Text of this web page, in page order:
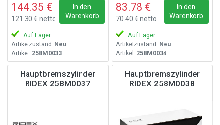
144.35 €
121.30 € netto
In den
Warenkorb
Auf Lager
Artikelzustand: Neu
Artikel: 258M0033
83.78 €
70.40 € netto
In den
Warenkorb
Auf Lager
Artikelzustand: Neu
Artikel: 258M0034
Hauptbremszylinder
RIDEX 258M0037
Hauptbremszylinder
RIDEX 258M0038